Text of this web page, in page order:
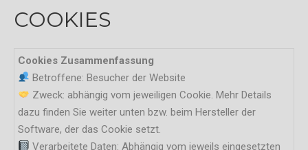
COOKIES
Cookies Zusammenfassung
Betroffene: Besucher der Website
Zweck: abhängig vom jeweiligen Cookie. Mehr Details
dazu finden Sie weiter unten bzw. beim Hersteller der
Software, der das Cookie setzt.
Verarbeitete Daten: Abhängig vom jeweils eingesetzten